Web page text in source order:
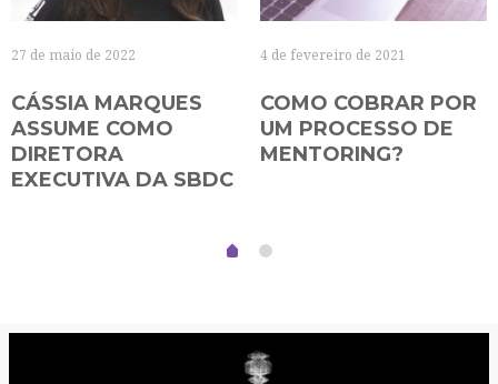
27 de maio de 2022
CÁSSIA MARQUES
ASSUME COMO
DIRETORA
EXECUTIVA DA SBDC
4 de fevereiro de 2021
COMO COBRAR POR
UM PROCESSO DE
MENTORING?